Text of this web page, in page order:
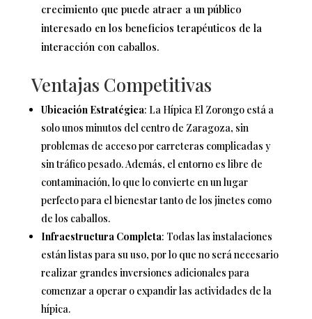
crecimiento que puede atraer a un público
interesado en los beneficios terapéuticos de la
interacción con caballos.
Ventajas Competitivas
Ubicación Estratégica: La Hípica El Zorongo está a
solo unos minutos del centro de Zaragoza, sin
problemas de acceso por carreteras complicadas y
sin tráfico pesado. Además, el entorno es libre de
contaminación, lo que lo convierte en un lugar
perfecto para el bienestar tanto de los jinetes como
de los caballos.
Infraestructura Completa: Todas las instalaciones
están listas para su uso, por lo que no será necesario
realizar grandes inversiones adicionales para
comenzar a operar o expandir las actividades de la
hípica.